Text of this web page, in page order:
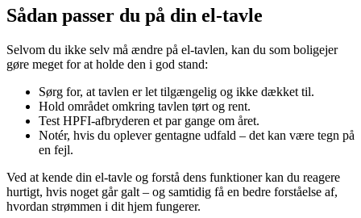
Sådan passer du på din el-tavle
Selvom du ikke selv må ændre på el-tavlen, kan du som boligejer
gøre meget for at holde den i god stand:
Sørg for, at tavlen er let tilgængelig og ikke dækket til.
Hold området omkring tavlen tørt og rent.
Test HPFI-afbryderen et par gange om året.
Notér, hvis du oplever gentagne udfald – det kan være tegn på
en fejl.
Ved at kende din el-tavle og forstå dens funktioner kan du reagere
hurtigt, hvis noget går galt – og samtidig få en bedre forståelse af,
hvordan strømmen i dit hjem fungerer.